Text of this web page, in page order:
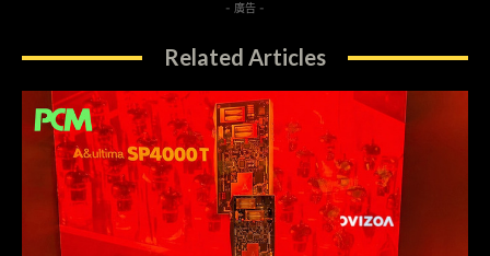
- 廣告 -
Related Articles